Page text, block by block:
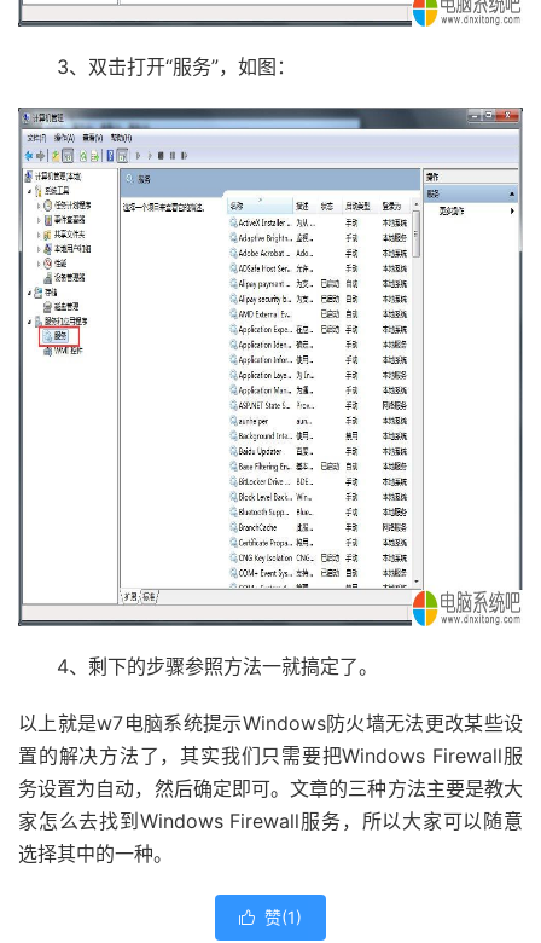
3、双击打开“服务”，如图：
4、剩下的步骤参照方法一就搞定了。
以上就是w7电脑系统提示Windows防火墙无法更改某些设
置的解决方法了，其实我们只需要把Windows Firewall服
务设置为自动，然后确定即可。文章的三种方法主要是教大
家怎么去找到Windows Firewall服务，所以大家可以随意
选择其中的一种。
 赞(1)